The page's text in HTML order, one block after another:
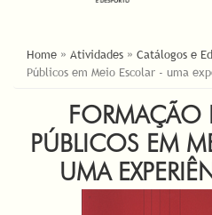
ESTÁ AQUI
Home » Atividades » Catálogos e
Públicos em Meio Escolar - uma
FORMAÇÃO
PÚBLICOS EM
UMA